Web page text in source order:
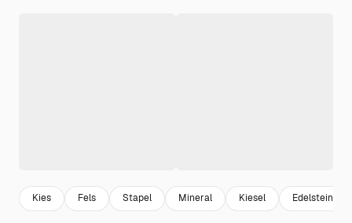
Kies Fels Stapel Mineral Kiesel Edelstein